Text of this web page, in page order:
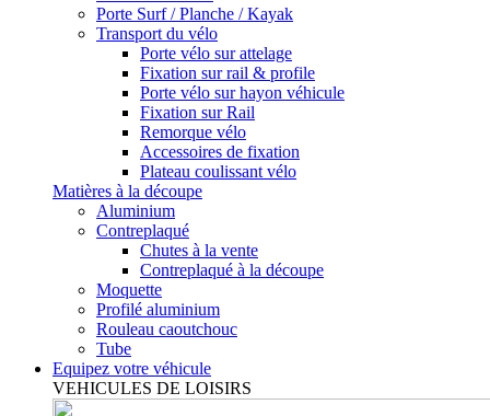
Porte Surf / Planche / Kayak
Transport du vélo
Porte vélo sur attelage
Fixation sur rail & profile
Porte vélo sur hayon véhicule
Fixation sur Rail
Remorque vélo
Accessoires de fixation
Plateau coulissant vélo
Matières à la découpe
Aluminium
Contreplaqué
Chutes à la vente
Contreplaqué à la découpe
Moquette
Profilé aluminium
Rouleau caoutchouc
Tube
Equipez votre véhicule
VEHICULES DE LOISIRS